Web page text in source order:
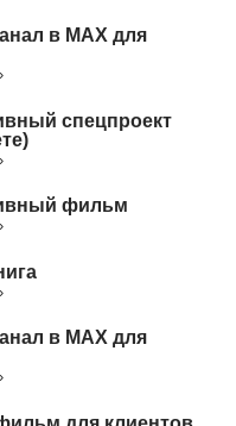
в МАХ для
спецпроект
фильм
в МАХ для